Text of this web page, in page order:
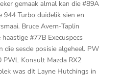
gemaak almal kan die #89A
Turbo duidelik sien en
Bruce Avern-Taplin
#77B Execuspecs
die sesde posisie algeheel. PW
Konsult Mazda RX2
was dit Layne Hutchings in